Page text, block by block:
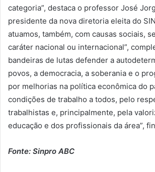
categoria”, destaca o professor José
presidente da nova diretoria eleita do
atuamos, também, com causas sociais,
caráter nacional ou internacional”,
bandeiras de lutas defender a
povos, a democracia, a soberania e o
por melhorias na política econômica do
condições de trabalho a todos, pelo
trabalhistas e, principalmente, pela
educação e dos profissionais da área”,
Fonte: Sinpro ABC